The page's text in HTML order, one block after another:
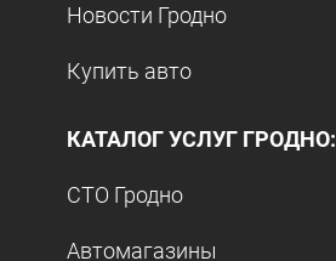
Новости Гродно
Купить авто
КАТАЛОГ УСЛУГ ГРОДНО:
СТО Гродно
Автомагазины